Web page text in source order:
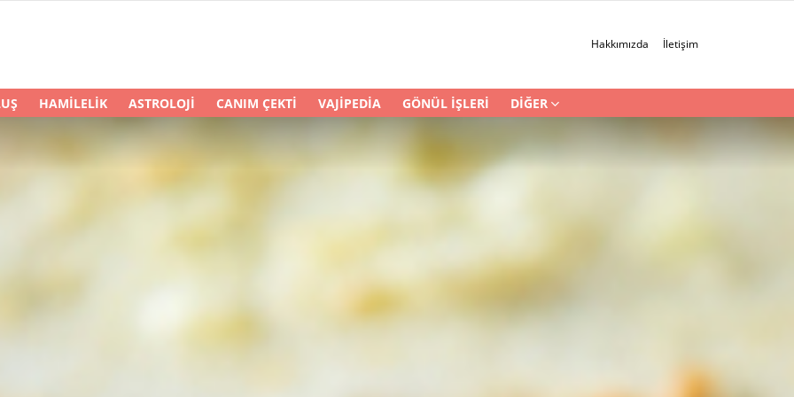
Hakkımızda İletişim
HAMILELIK ASTROLOJI CANIM ÇEKTI VAJIPEDIA GÖNÜL İŞLERI DIĞER